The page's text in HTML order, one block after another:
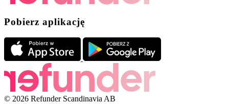
Pobierz aplikację
© 2026 Refunder Scandinavia AB